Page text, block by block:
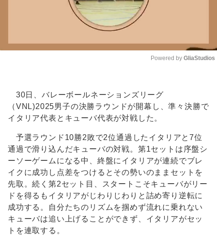
Powered by GliaStudios
30日、バレーボールネーションズリーグ
（VNL)2025男子の決勝ラウンドが開幕し、準々決勝で
イタリア代表とキューバ代表が対戦した。
予選ラウンド10勝2敗で2位通過したイタリアと7位
通過で滑り込んだキューバの対戦。第1セットは序盤シ
ーソーゲームになる中、終盤にイタリアが連続でブレ
イクに成功し点差をつけるとその勢いのままセットを
先取。続く第2セット目、スタートこそキューバがリー
ドを得るもイタリアがじわりじわりと詰め寄り逆転に
成功する。自分たちのリズムを掴めず流れに乗れない
キューバは追い上げることができず、イタリアがセッ
トを連取する。